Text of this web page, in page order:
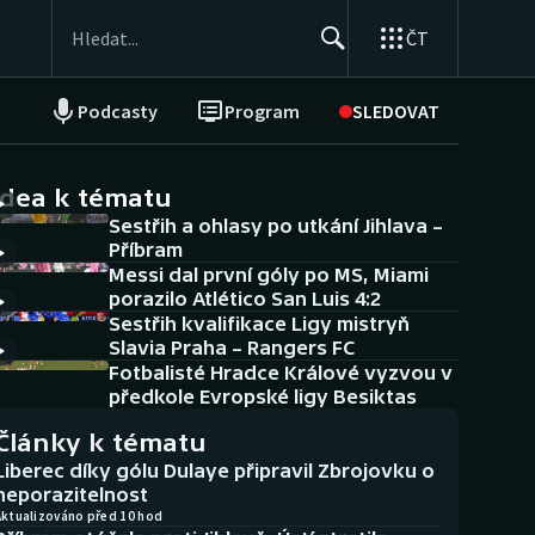
ČT
Podcasty Program SLEDOVAT
NEPŘEHLÉDNĚTE
Historické návraty
Aplikace ČT sport
AZ kvíz
k tématu
Sestřih a ohlasy po utkání Jihlava –
Příbram
Messi dal první góly po MS, Miami
porazilo Atlético San Luis 4:2
Sestřih kvalifikace Ligy mistryň
Slavia Praha – Rangers FC
Fotbalisté Hradce Králové vyzvou v
předkole Evropské ligy Besiktas
k tématu
díky gólu Dulaye připravil Zbrojovku o
před 10 hod